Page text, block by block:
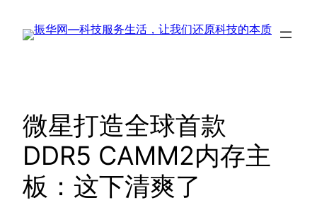
微星打造全球首款
DDR5 CAMM2内存主
板：这下清爽了